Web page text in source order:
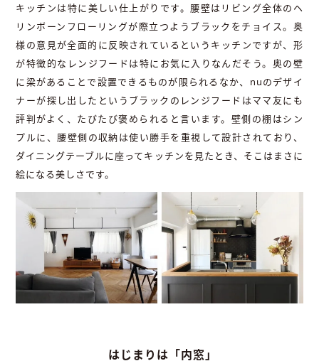
キッチンは特に美しい仕上がりです。腰壁はリビング全体のヘ
リンボーンフローリングが際立つようブラックをチョイス。奥
様の意見が全面的に反映されているというキッチンですが、形
が特徴的なレンジフードは特にお気に入りなんだそう。奥の壁
に梁があることで設置できるものが限られるなか、nuのデザイ
ナーが探し出したというブラックのレンジフードはママ友にも
評判がよく、たびたび褒められると言います。壁側の棚はシン
プルに、腰壁側の収納は使い勝手を重視して設計されており、
ダイニングテーブルに座ってキッチンを見たとき、そこはまさに
絵になる美しさです。
はじまりは「内窓」